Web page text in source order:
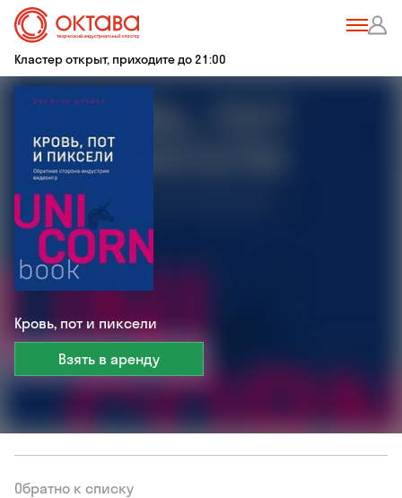
Кластер открыт, приходите до 21:00
Кровь, пот и пиксели
Взять в аренду
Обратно к списку